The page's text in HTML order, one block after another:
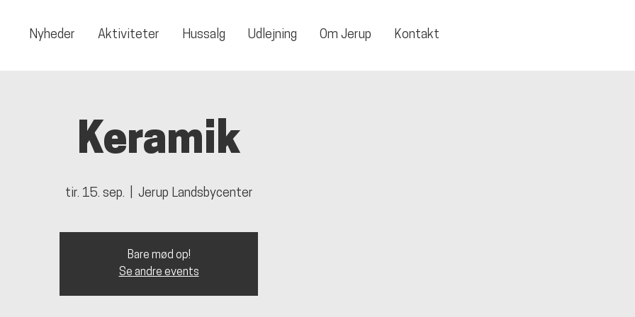
Nyheder Aktiviteter Hussalg Udlejning Om Jerup Kontakt
Keramik
tir. 15. sep. Jerup Landsbycenter
Bare mød op!
Se andre events